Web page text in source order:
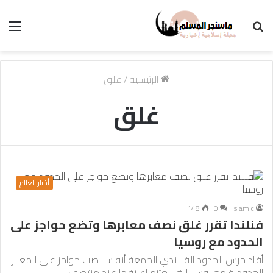
الرئيسية/غلق
غلق
أخبار العالم
islamic
0
148
فنلندا تقرر غلق نصف معابرها وتضع حواجز على
الحدود مع روسيا
أفاد حرس الحدود الفنلندي الجمعة أنه سينصب حواجز على المعابر